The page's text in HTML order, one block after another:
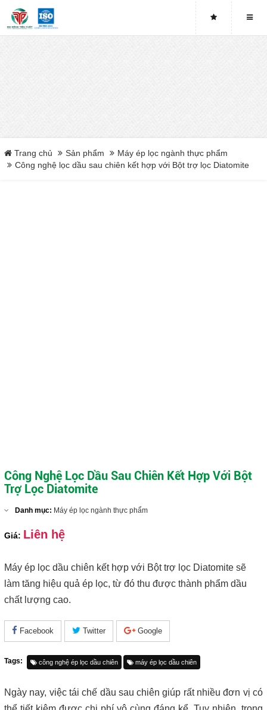
Bơm Piston
Băng tải máy ép bùn
Máy ép bùn chân không
Trang chủ Sản phẩm
Máy ép lọc ngành thực phẩm
Công nghệ lọc dầu sau chiên kết hợp với Bột trợ lọc Diatomite
Công Nghệ Lọc Dầu Sau Chiên Kết Hợp Với Bột
Trợ Lọc Diatomite
Danh mục: Máy ép lọc ngành thực phẩm
Giá: Liên hệ
Máy ép lọc dầu chiên kết hợp với Bột trợ lọc Diatomite sẽ
làm tăng hiệu quả ép lọc, từ đó thu được thành phẩm dầu
chất lượng cao.
Facebook Twitter Google
Tags: công nghệ ép lọc dầu chiên máy ép lọc dầu chiên
Ngày nay, việc tái chế dầu sau chiên giúp rất nhiều đơn vị có